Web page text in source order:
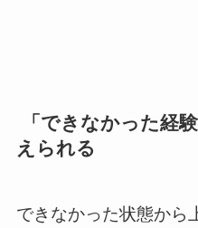
「できなかった経
えられる
できなかった状態から